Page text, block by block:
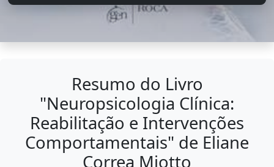
Resumo do Livro
"Neuropsicologia Clínica:
Reabilitação e Intervenções
Comportamentais" de Eliane
Correa Miotto